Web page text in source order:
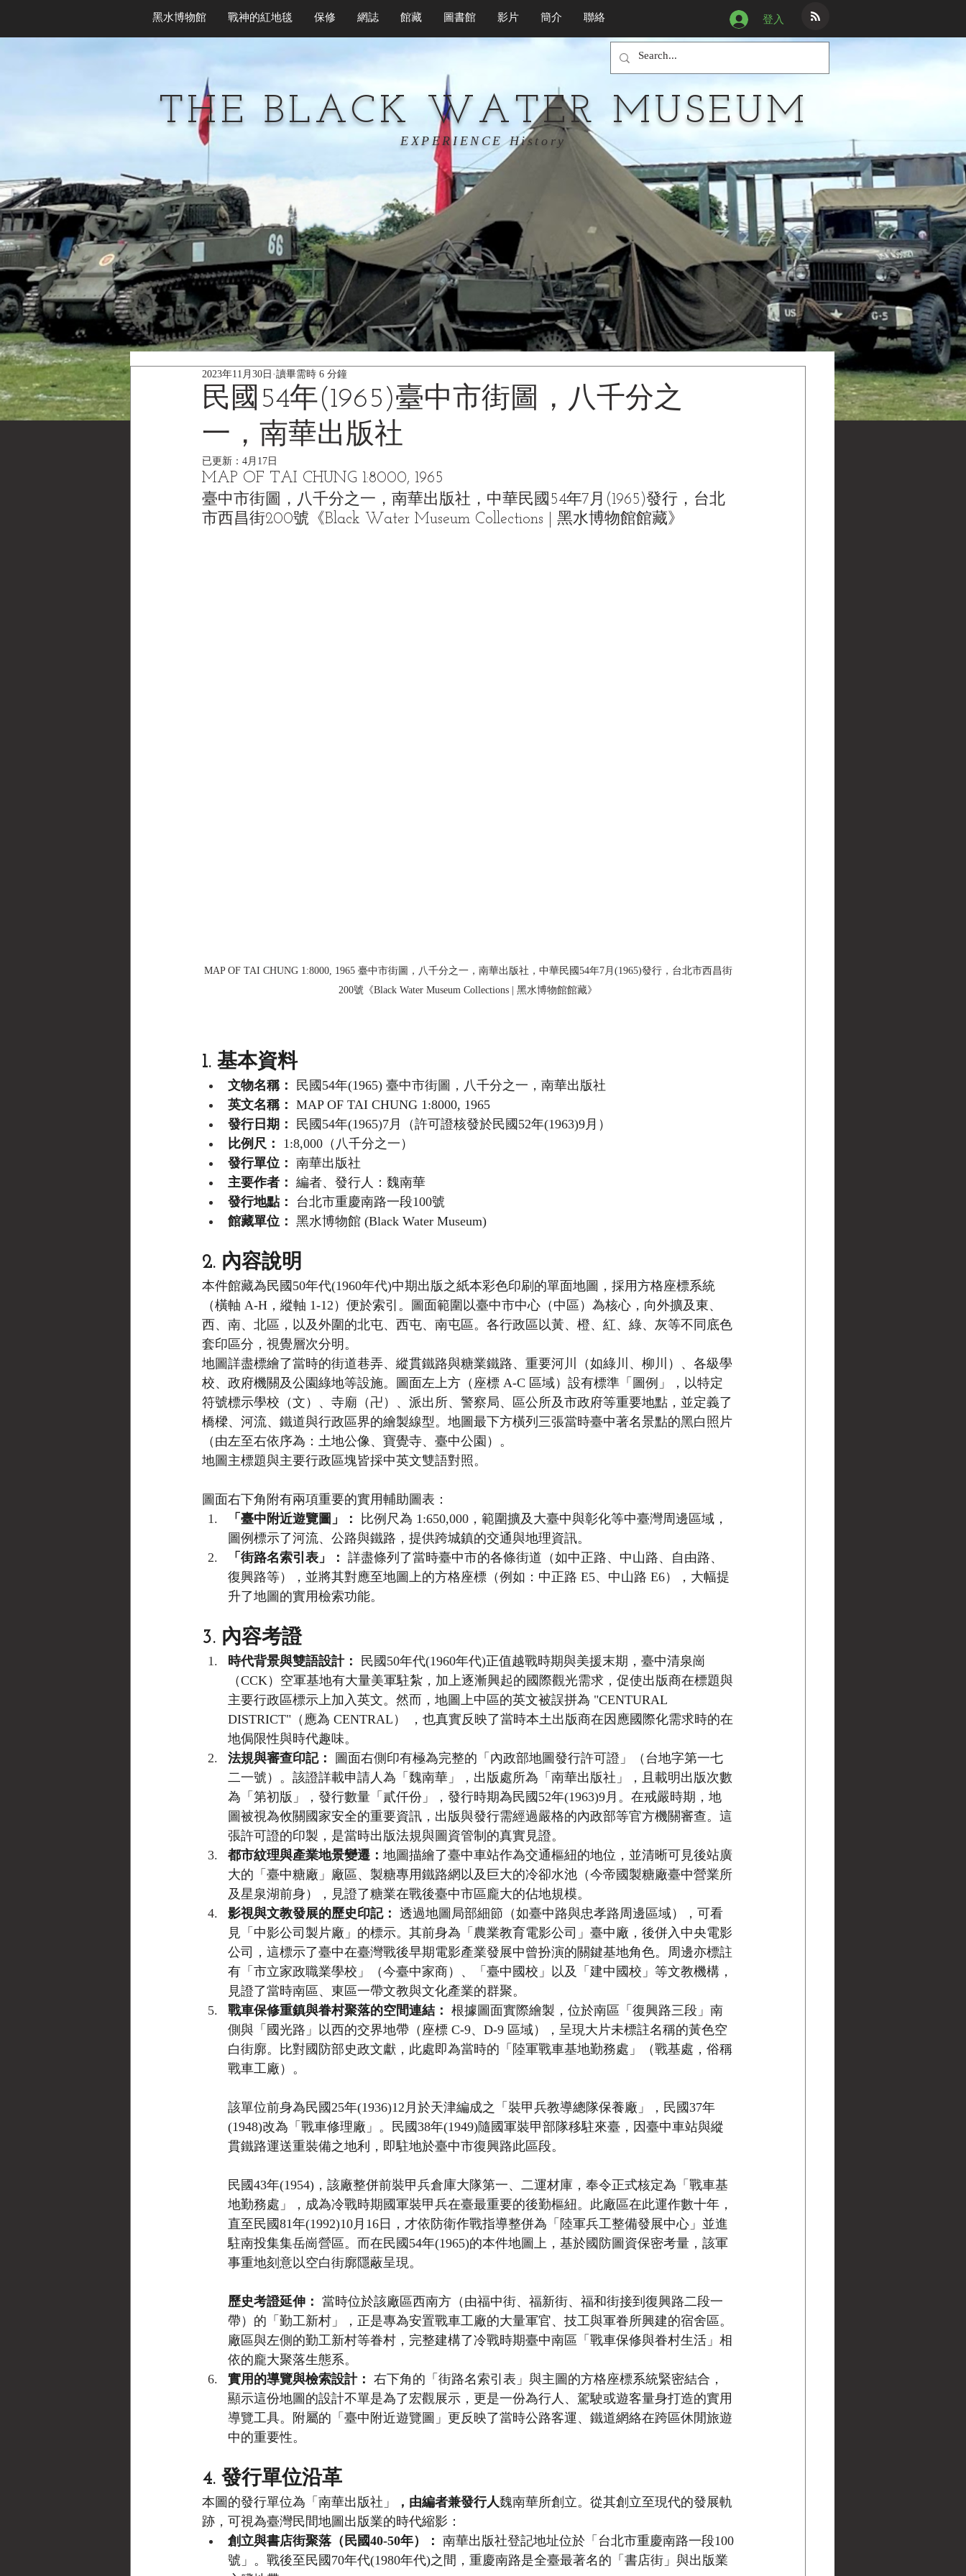
黑水博物館 戰神的紅地毯 保修 網誌 館藏 圖書館 影片 簡介 聯絡 登入
THE BLACK WATER MUSEUM
EXPERIENCE History
民國54年(1965)臺中市街圖，八千分之
一，南華出版社
2023年11月30日 讀畢需時 6 分鐘
已更新： 4月17日
MAP OF TAI CHUNG 1:8000, 1965
臺中市街圖，八千分之一，南華出版社，中華民國54年7月(1965)發行，台北
市西昌街200號《Black Water Museum Collections | 黑水博物館館藏》
MAP OF TAI CHUNG 1:8000, 1965 臺中市街圖，八千分之一，南華出版社，中華民國54年7月(1965)發行，台北市西昌街
200號《Black Water Museum Collections | 黑水博物館館藏》
1. 基本資料
文物名稱：
民國54年(1965) 臺中市街圖，八千分之一，南華出版社
英文名稱： MAP OF TAI CHUNG 1:8000, 1965
發行日期：
民國54年(1965)7月（許可證核發於民國52年(1963)9月）
比例尺：
1:8,000（八千分之一）
發行單位： 南華出版社
主要作者： 編者、發行人：魏南華
發行地點：
台北市重慶南路一段100號
館藏單位： 黑水博物館 (Black Water Museum)
2. 內容說明
本件館藏為民國50年代(1960年代)中期出版之紙本彩色印刷的單面地圖，採用方格座標系統
（橫軸 A-H，縱軸 1-12）便於索引。圖面範圍以臺中市中心（中區）為核心，向外擴及東、
西、南、北區，以及外圍的北屯、西屯、南屯區。各行政區以黃、橙、紅、綠、灰等不同底色
套印區分，視覺層次分明。
地圖詳盡標繪了當時的街道巷弄、縱貫鐵路與糖業鐵路、重要河川（如綠川、柳川）、各級學
校、政府機關及公園綠地等設施。圖面左上方（座標 A-C 區域）設有標準「圖例」，以特定
符號標示學校（文）、寺廟（卍）、派出所、警察局、區公所及市政府等重要地點，並定義了
橋樑、河流、鐵道與行政區界的繪製線型。地圖最下方橫列三張當時臺中著名景點的黑白照片
（由左至右依序為：土地公像、寶覺寺、臺中公園）。
地圖主標題與主要行政區塊皆採中英文雙語對照。
圖面右下角附有兩項重要的實用輔助圖表：
「臺中附近遊覽圖」：
比例尺為 1:650,000，範圍擴及大臺中與彰化等中臺灣周邊區域，
圖例標示了河流、公路與鐵路，提供跨城鎮的交通與地理資訊。
「街路名索引表」： 詳盡條列了當時臺中市的各條街道（如中正路、中山路、自由路、
復興路等），並將其對應至地圖上的方格座標（例如：中正路 E5、中山路 E6），大幅提
升了地圖的實用檢索功能。
3. 內容考證
時代背景與雙語設計：
民國50年代(1960年代)正值越戰時期與美援末期，臺中清泉崗
（CCK）空軍基地有大量美軍駐紮，加上逐漸興起的國際觀光需求，促使出版商在標題與
主要行政區標示上加入英文。然而，地圖上中區的英文被誤拼為 "CENTURAL
DISTRICT"（應為 CENTRAL） ，也真實反映了當時本土出版商在因應國際化需求時的在
地侷限性與時代趣味。
法規與審查印記：
圖面右側印有極為完整的「內政部地圖發行許可證」（台地字第一七
二一號）。該證詳載申請人為「魏南華」，出版處所為「南華出版社」，且載明出版次數
為「第初版」，發行數量「貳仟份」，發行時期為民國52年(1963)9月。在戒嚴時期，地
圖被視為攸關國家安全的重要資訊，出版與發行需經過嚴格的內政部等官方機關審查。這
張許可證的印製，是當時出版法規與圖資管制的真實見證。
都市紋理與產業地景變遷： 地圖描繪了臺中車站作為交通樞紐的地位，並清晰可見後站廣
大的「臺中糖廠」廠區、製糖專用鐵路網以及巨大的冷卻水池（今帝國製糖廠臺中營業所
及星泉湖前身），見證了糖業在戰後臺中市區龐大的佔地規模。
影視與文教發展的歷史印記： 透過地圖局部細節（如臺中路與忠孝路周邊區域），可看
見「中影公司製片廠」的標示。其前身為「農業教育電影公司」臺中廠，後併入中央電影
公司，這標示了臺中在臺灣戰後早期電影產業發展中曾扮演的關鍵基地角色。周邊亦標註
有「市立家政職業學校」（今臺中家商）、「臺中國校」以及「建中國校」等文教機構，
見證了當時南區、東區一帶文教與文化產業的群聚。
戰車保修重鎮與眷村聚落的空間連結： 根據圖面實際繪製，位於南區「復興路三段」南
側與「國光路」以西的交界地帶（座標 C-9、D-9 區域），呈現大片未標註名稱的黃色空
白街廓。比對國防部史政文獻，此處即為當時的「陸軍戰車基地勤務處」（戰基處，俗稱
戰車工廠）。
該單位前身為民國25年(1936)12月於天津編成之「裝甲兵教導總隊保養廠」，民國37年
(1948)改為「戰車修理廠」。民國38年(1949)隨國軍裝甲部隊移駐來臺，因臺中車站與縱
貫鐵路運送重裝備之地利，即駐地於臺中市復興路此區段。
民國43年(1954)，該廠整併前裝甲兵倉庫大隊第一、二運材庫，奉令正式核定為「戰車基
地勤務處」，成為冷戰時期國軍裝甲兵在臺最重要的後勤樞紐。此廠區在此運作數十年，
直至民國81年(1992)10月16日，才依防衛作戰指導整併為「陸軍兵工整備發展中心」並進
駐南投集集岳崗營區。而在民國54年(1965)的本件地圖上，基於國防圖資保密考量，該軍
事重地刻意以空白街廓隱蔽呈現。
歷史考證延伸： 當時位於該廠區西南方（由福中街、福新街、福和街接到復興路二段一
帶）的「勤工新村」，正是專為安置戰車工廠的大量軍官、技工與軍眷所興建的宿舍區。
廠區與左側的勤工新村等眷村，完整建構了冷戰時期臺中南區「戰車保修與眷村生活」相
依的龐大聚落生態系。
實用的導覽與檢索設計： 右下角的「街路名索引表」與主圖的方格座標系統緊密結合，
顯示這份地圖的設計不單是為了宏觀展示，更是一份為行人、駕駛或遊客量身打造的實用
導覽工具。附屬的「臺中附近遊覽圖」更反映了當時公路客運、鐵道網絡在跨區休閒旅遊
中的重要性。
4. 發行單位沿革
本圖的發行單位為「南華出版社」 ，由編者兼發行人魏南華所創立。從其創立至現代的發展軌
跡，可視為臺灣民間地圖出版業的時代縮影：
創立與書店街聚落（民國40-50年）： 南華出版社登記地址位於「台北市重慶南路一段100
號」。戰後至民國70年代(1980年代)之間，重慶南路是全臺最著名的「書店街」與出版業